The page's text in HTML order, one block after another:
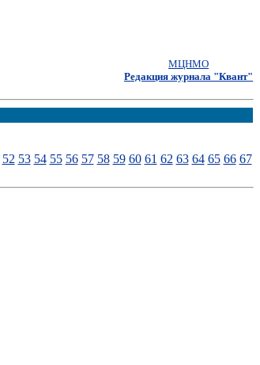
МЦНМО
Редакция журнала "Квант"
52 53 54 55 56 57 58 59 60 61 62 63 64 65 66 67